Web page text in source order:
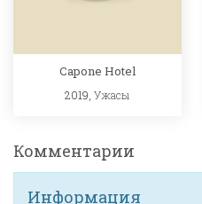
Capone Hotel
2019,Ужасы
Комментарии
Информация